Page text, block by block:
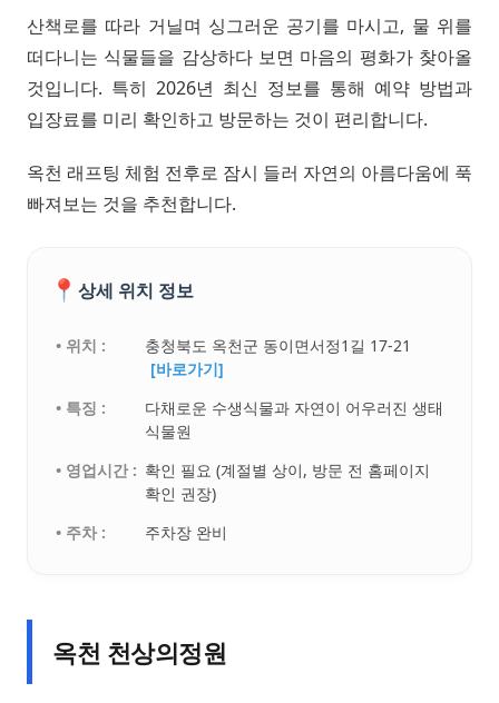
산책로를 따라 거닐며 싱그러운 공기를 마시고, 물 위를
떠다니는 식물들을 감상하다 보면 마음의 평화가 찾아올
것입니다. 특히 2026년 최신 정보를 통해 예약 방법과
입장료를 미리 확인하고 방문하는 것이 편리합니다.
옥천 래프팅 체험 전후로 잠시 들러 자연의 아름다움에 푹
빠져보는 것을 추천합니다.
📍 상세 위치 정보
• 위치 :
충청북도 옥천군 동이면서정1길 17-21
[바로가기]
• 특징 :
다채로운 수생식물과 자연이 어우러진 생태
식물원
• 영업시간 : 확인 필요 (계절별 상이, 방문 전 홈페이지
확인 권장)
• 주차 :
주차장 완비
옥천 천상의정원